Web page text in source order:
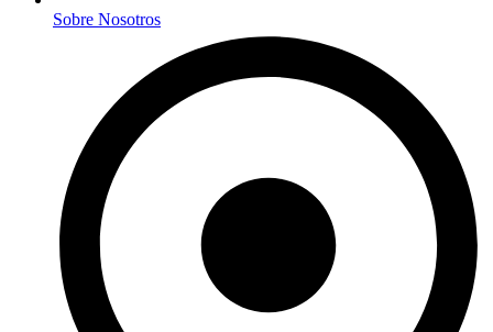
Sobre Nosotros